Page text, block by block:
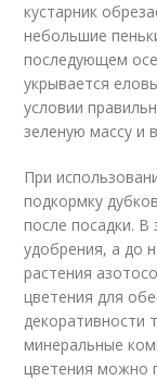
кустарник
небольшие
последующем
укрывается
условии
зеленую массу и
При
подкормку
после посадки.
удобрения, а до
растения
цветения для
декоративности
минеральные
цветения можно